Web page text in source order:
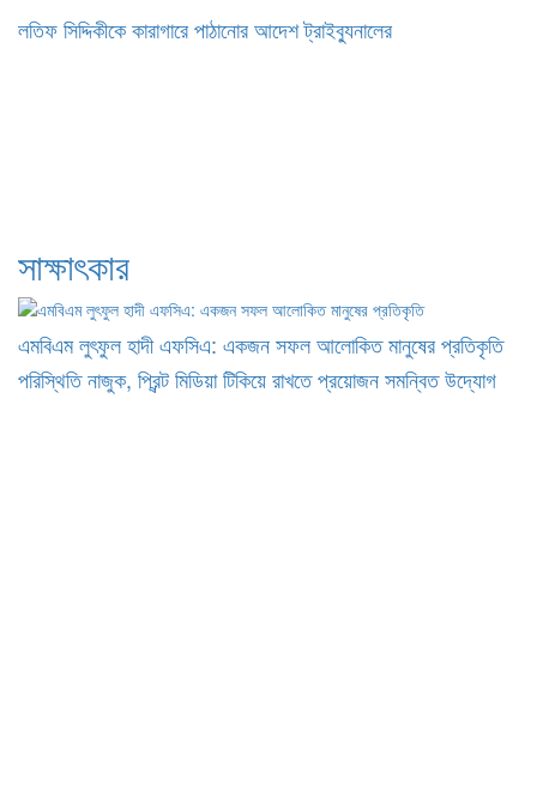
লতিফ সিদ্দিকীকে কারাগারে পাঠানোর আদেশ ট্রাইব্যুনালের
সাক্ষাৎকার
এমবিএম লুৎফুল হাদী এফসিএ: একজন সফল আলোকিত মানুষের প্রতিকৃতি
পরিস্থিতি নাজুক, প্রিন্ট মিডিয়া টিকিয়ে রাখতে প্রয়োজন সমন্বিত উদ্যোগ